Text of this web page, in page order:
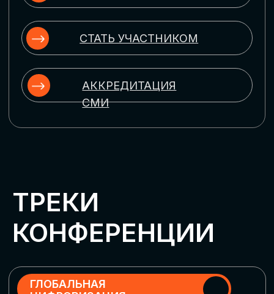
ЦИФРОВИЗАЦИЯ
МАРКЕТИНГА И ПРОДАЖ
Обменяемся опытом, какие ИИ-решения
в маркетинге и продажах наиболее
рекламными кампаниями показывают
наибольшую эффективность
Рассмотрим управление человеческим
комплексные решения для роста
производительности и кейсы
оптимизации процессов найма,
развития, оценки и удержания
ЦИФРОВИЗАЦИЯ
КЛИЕНТСКОГО СЕРВИСА
Разберем кейсы в сфере цифровизации